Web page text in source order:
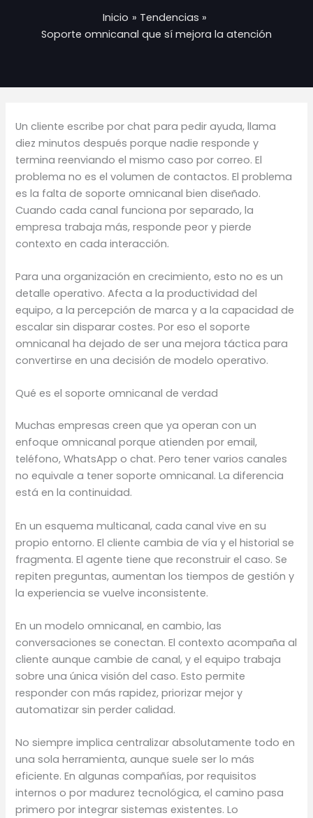
Inicio
Tendencias
Soporte omnicanal que sí mejora la atención
Un cliente escribe por chat para pedir ayuda, llama
diez minutos después porque nadie responde y
termina reenviando el mismo caso por correo. El
problema no es el volumen de contactos. El problema
es la falta de soporte omnicanal bien diseñado.
Cuando cada canal funciona por separado, la
empresa trabaja más, responde peor y pierde
contexto en cada interacción.
Para una organización en crecimiento, esto no es un
detalle operativo. Afecta a la productividad del
equipo, a la percepción de marca y a la capacidad de
escalar sin disparar costes. Por eso el soporte
omnicanal ha dejado de ser una mejora táctica para
convertirse en una decisión de modelo operativo.
Qué es el soporte omnicanal de verdad
Muchas empresas creen que ya operan con un
enfoque omnicanal porque atienden por email,
teléfono, WhatsApp o chat. Pero tener varios canales
no equivale a tener soporte omnicanal. La diferencia
está en la continuidad.
En un esquema multicanal, cada canal vive en su
propio entorno. El cliente cambia de vía y el historial se
fragmenta. El agente tiene que reconstruir el caso. Se
repiten preguntas, aumentan los tiempos de gestión y
la experiencia se vuelve inconsistente.
En un modelo omnicanal, en cambio, las
conversaciones se conectan. El contexto acompaña al
cliente aunque cambie de canal, y el equipo trabaja
sobre una única visión del caso. Esto permite
responder con más rapidez, priorizar mejor y
automatizar sin perder calidad.
No siempre implica centralizar absolutamente todo en
una sola herramienta, aunque suele ser lo más
eficiente. En algunas compañías, por requisitos
internos o por madurez tecnológica, el camino pasa
primero por integrar sistemas existentes. Lo